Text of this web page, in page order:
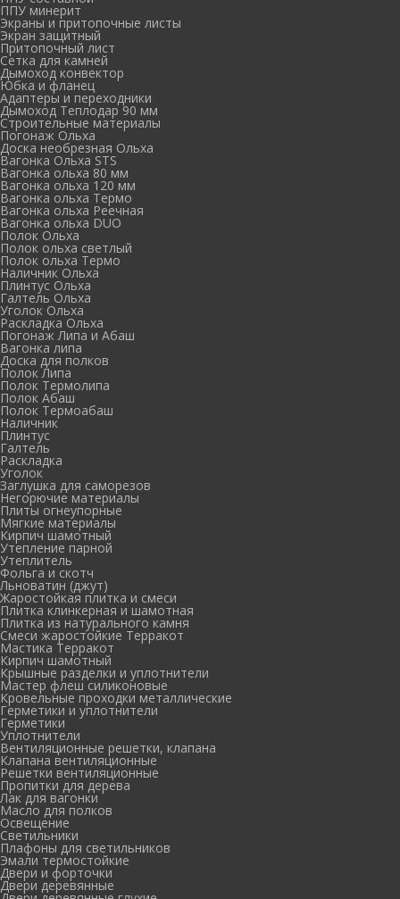
ППУ минерит
Экраны и притопочные листы
Экран защитный
Притопочный лист
Сетка для камней
Дымоход конвектор
Юбка и фланец
Адаптеры и переходники
Дымоход Теплодар 90 мм
Cтроительные материалы
Погонаж Ольха
Доска необрезная Ольха
Вагонка Ольха STS
Вагонка ольха 80 мм
Вагонка ольха 120 мм
Вагонка ольха Термо
Вагонка ольха Реечная
Вагонка ольха DUO
Полок Ольха
Полок ольха светлый
Полок ольха Термо
Наличник Ольха
Плинтус Ольха
Галтель Ольха
Уголок Ольха
Раскладка Ольха
Погонаж Липа и Абаш
Вагонка липа
Доска для полков
Полок Липа
Полок Термолипа
Полок Абаш
Полок Термоабаш
Наличник
Плинтус
Галтель
Раскладка
Уголок
Заглушка для саморезов
Негорючие материалы
Плиты огнеупорные
Мягкие материалы
Кирпич шамотный
Утепление парной
Утеплитель
Фольга и скотч
Льноватин (джут)
Жаростойкая плитка и смеси
Плитка клинкерная и шамотная
Плитка из натурального камня
Смеси жаростойкие Терракот
Мастика Терракот
Кирпич шамотный
Крышные разделки и уплотнители
Мастер флеш силиконовые
Кровельные проходки металлические
Герметики и уплотнители
Герметики
Уплотнители
Вентиляционные решетки, клапана
Клапана вентиляционные
Решетки вентиляционные
Пропитки для дерева
Лак для вагонки
Масло для полков
Освещение
Светильники
Плафоны для светильников
Эмали термостойкие
Двери и форточки
Двери деревянные